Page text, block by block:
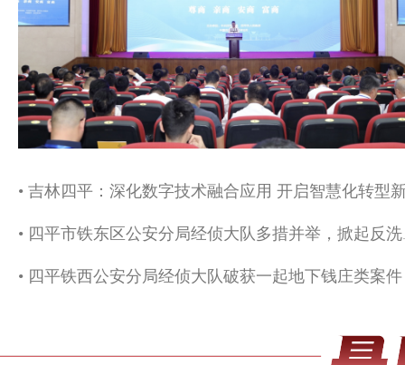
• 四平市
• 四平铁西公安分局经侦大队破获一起地下钱庄类案件